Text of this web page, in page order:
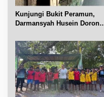
Kunjungi Bukit Peramun,
Darmansyah Husein Dorong